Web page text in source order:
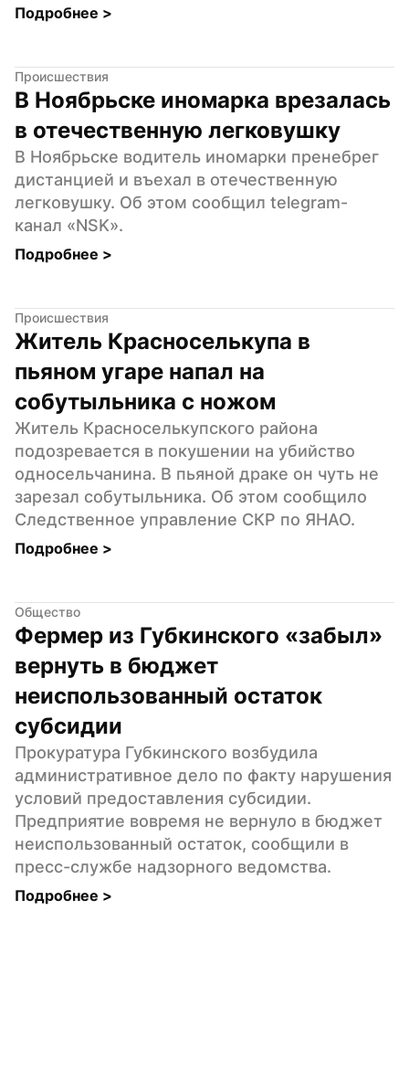
Подробнее >
Происшествия
В Ноябрьске иномарка врезалась
в отечественную легковушку
В Ноябрьске водитель иномарки пренебрег
дистанцией и въехал в отечественную
легковушку. Об этом сообщил telegram-
канал «NSK».
Подробнее >
Происшествия
Житель Красноселькупа в
пьяном угаре напал на
собутыльника с ножом
Житель Красноселькупского района
подозревается в покушении на убийство
односельчанина. В пьяной драке он чуть не
зарезал собутыльника. Об этом сообщило
Следственное управление СКР по ЯНАО.
Подробнее >
Общество
Фермер из Губкинского «забыл»
вернуть в бюджет
неиспользованный остаток
субсидии
Прокуратура Губкинского возбудила
административное дело по факту нарушения
условий предоставления субсидии.
Предприятие вовремя не вернуло в бюджет
неиспользованный остаток, сообщили в
пресс-службе надзорного ведомства.
Подробнее >